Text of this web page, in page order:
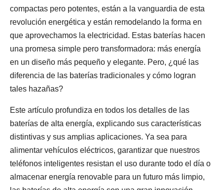
compactas pero potentes, están a la vanguardia de esta
revolución energética y están remodelando la forma en
que aprovechamos la electricidad. Estas baterías hacen
una promesa simple pero transformadora: más energía
en un diseño más pequeño y elegante. Pero, ¿qué las
diferencia de las baterías tradicionales y cómo logran
tales hazañas?
Este artículo profundiza en todos los detalles de las
baterías de alta energía, explicando sus características
distintivas y sus amplias aplicaciones. Ya sea para
alimentar vehículos eléctricos, garantizar que nuestros
teléfonos inteligentes resistan el uso durante todo el día o
almacenar energía renovable para un futuro más limpio,